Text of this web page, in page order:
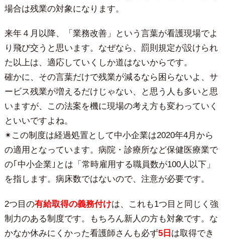
場合は残業の対象になります。
来年４月以降、「業務改善」という言葉が看護現場でよ
り飛び交うと思います。なぜなら、罰則規定が設けられ
た以上は、適応していくしか道はないからです。
確かに、その言葉だけで残業が減るなら困らないよ、サ
ービス残業が増えるだけじゃない、と思う人も多いと思
いますが、この法案を機に現場の考え方も変わっていく
といいですよね。
✴︎この制度は経過処置として中小企業は2020年4月から
の適用となっています。病院・診療所など保健医療業で
の｢中小企業｣とは「常時雇用する職員数が100人以下」
を指します。病床数ではないので、注意が必要です。
2つ目の有給取得の義務付けは、これも1つ目と同じく強
制力のある制度です。もちろん新人の方も対象です。な
かなか休みにくかった看護師さんも必ず5日 は取得でき